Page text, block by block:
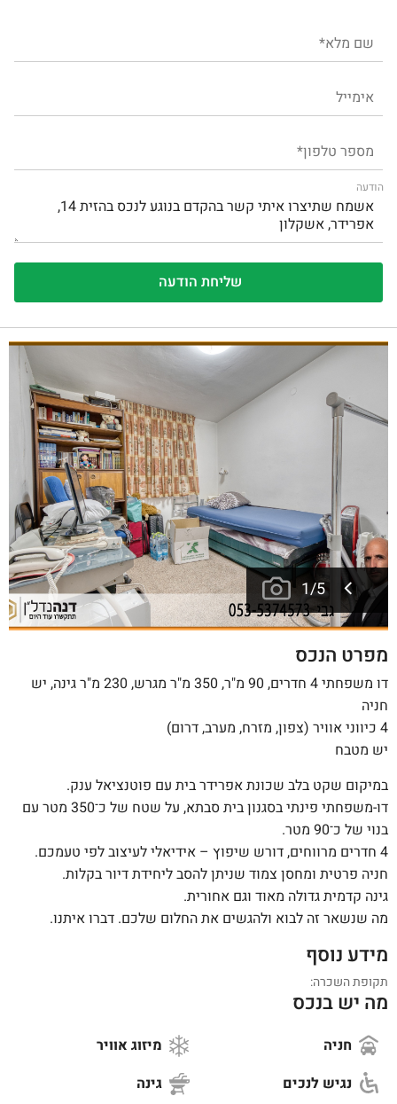
הודעה
1/5
מפרט הנכס
דו משפחתי 4 חדרים, 90 מ"ר, 350 מ"ר מגרש, 230 מ"ר גינה, יש
חניה
4 כיווני אוויר (צפון, מזרח, מערב, דרום)
יש מטבח
במיקום שקט בלב שכונת אפרידר בית עם פוטנציאל ענק.
דו-משפחתי פינתי בסגנון בית סבתא, על שטח של כ־350 מטר עם
בנוי של כ־90 מטר.
4 חדרים מרווחים, דורש שיפוץ – אידיאלי לעיצוב לפי טעמכם.
חניה פרטית ומחסן צמוד שניתן להסב ליחידת דיור בקלות.
גינה קדמית גדולה מאוד וגם אחורית.
מה שנשאר זה לבוא ולהגשים את החלום שלכם. דברו איתנו.
מידע נוסף
תקופת השכרה:
מה יש בנכס
חניה
מיזוג אוויר
נגיש לנכים
גינה